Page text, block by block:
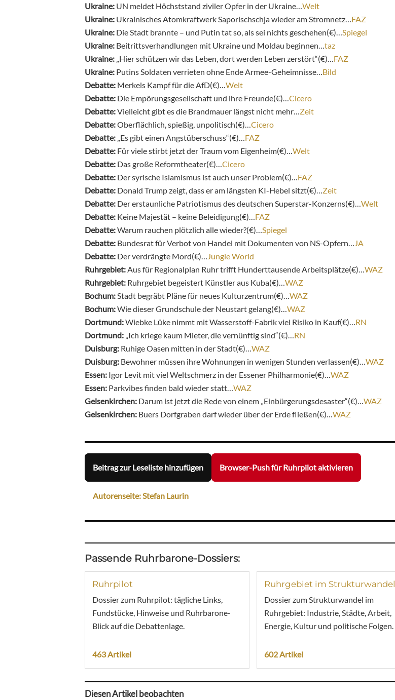
Ukraine: UN meldet Höchststand ziviler Opfer in der Ukraine… Welt
Ukraine: Ukrainisches Atomkraftwerk Saporischschja wieder am Stromnetz… FAZ
Ukraine: Die Stadt brannte – und Putin tat so, als sei nichts geschehen(€)… Spiegel
Ukraine: Beitrittsverhandlungen mit Ukraine und Moldau beginnen… taz
Ukraine: „Hier schützen wir das Leben, dort werden Leben zerstört“(€)… FAZ
Ukraine: Putins Soldaten verrieten ohne Ende Armee-Geheimnisse… Bild
Debatte: Merkels Kampf für die AfD(€)… Welt
Debatte: Die Empörungsgesellschaft und ihre Freunde(€)… Cicero
Debatte:Vielleicht gibt es die Brandmauer längst nicht mehr… Zeit
Debatte:Oberflächlich, spießig, unpolitisch(€)… Cicero
Debatte: „Es gibt einen Angstüberschuss“(€)… FAZ
Debatte: Für viele stirbt jetzt der Traum vom Eigenheim(€)… Welt
Debatte: Das große Reformtheater(€)… Cicero
Debatte: Der syrische Islamismus ist auch unser Problem(€)… FAZ
Debatte: Donald Trump zeigt, dass er am längsten KI-Hebel sitzt(€)… Zeit
Debatte: Der erstaunliche Patriotismus des deutschen Superstar-Konzerns(€)… Welt
Debatte: Keine Majestät – keine Beleidigung(€)… FAZ
Debatte:Warum rauchen plötzlich alle wieder?(€)… Spiegel
Debatte: Bundesrat für Verbot von Handel mit Dokumenten von NS-Opfern…
JA
Debatte: Der verdrängte Mord(€)…
Jungle World
Ruhrgebiet: Aus für Regionalplan Ruhr trifft Hunderttausende Arbeitsplätze(€)… WAZ
Ruhrgebiet: Ruhrgebiet begeistert Künstler aus Kuba(€)… WAZ
Bochum: Stadt begräbt Pläne für neues Kulturzentrum(€)… WAZ
Bochum:Wie dieser Grundschule der Neustart gelang(€)… WAZ
Dortmund:Wiebke Lüke nimmt mit Wasserstoff-Fabrik viel Risiko in Kauf(€)… RN
Dortmund: „Ich kriege kaum Mieter, die vernünftig sind“(€)… RN
Duisburg: Ruhige Oasen mitten in der Stadt(€)… WAZ
Duisburg: Bewohner müssen ihre Wohnungen in wenigen Stunden verlassen(€)… WAZ
Essen: Igor Levit mit viel Weltschmerz in der Essener Philharmonie(€)… WAZ
Essen: Parkvibes finden bald wieder statt… WAZ
Gelsenkirchen: Darum ist jetzt die Rede von einem „Einbürgerungsdesaster“(€)… WAZ
Gelsenkirchen: Buers Dorfgraben darf wieder über der Erde fließen(€)… WAZ
Beitrag zur Leseliste hinzufügen Browser-Push für Ruhrpilot aktivieren
Autorenseite: Stefan Laurin
Passende Ruhrbarone-Dossiers:
Ruhrpilot
Dossier zum Ruhrpilot: tägliche Links,
Fundstücke, Hinweise und Ruhrbarone-
Blick auf die Debattenlage.
463 Artikel
Ruhrgebiet im Strukturwandel
Dossier zum Strukturwandel im
Ruhrgebiet: Industrie, Städte, Arbeit,
Energie, Kultur und politische Folgen.
602 Artikel
Diesen Artikel beobachten